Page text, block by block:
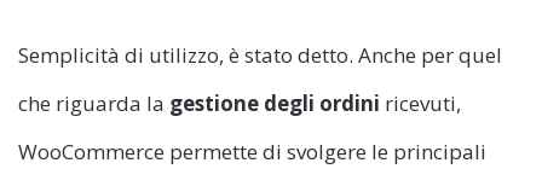
Semplicità di utilizzo, è stato detto. Anche per quel
che riguarda la gestione degli ordini ricevuti,
WooCommerce permette di svolgere le principali